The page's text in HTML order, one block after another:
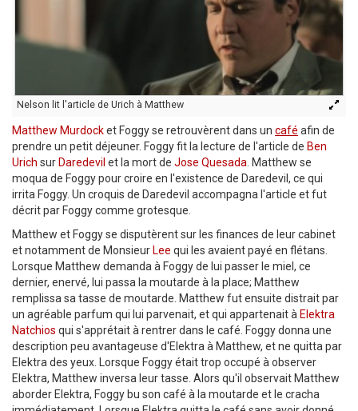
Nelson lit l'article de Urich à Matthew
Matthew Murdocket Foggy se retrouvèrent dans un café afin de
prendre un petit déjeuner. Foggy fit la lecture de l'article de Ben
Urich sur Daredevil et la mort de Jose Quesada . Matthew se
moqua de Foggy pour croire en l'existence de Daredevil, ce qui
irrita Foggy. Un croquis de Daredevil accompagna l'article et fut
décrit par Foggy comme grotesque.
Matthew et Foggy se disputèrent sur les finances de leur cabinet
et notamment de Monsieur Lee qui les avaient payé en flétans.
Lorsque Matthew demanda à Foggy de lui passer le miel, ce
dernier, enervé, lui passa la moutarde à la place; Matthew
remplissa sa tasse de moutarde. Matthew fut ensuite distrait par
un agréable parfum qui lui parvenait, et qui appartenait à Elektra
Natchios qui s'apprétait à rentrer dans le café. Foggy donna une
description peu avantageuse d'Elektra à Matthew, et ne quitta par
Elektra des yeux. Lorsque Foggy était trop occupé à observer
Elektra, Matthew inversa leur tasse. Alors qu'il observait Matthew
aborder Elektra, Foggy bu son café à la moutarde et le cracha